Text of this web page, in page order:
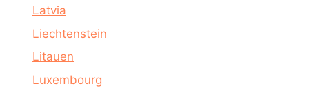
Latvia
Liechtenstein
Litauen
Luxembourg